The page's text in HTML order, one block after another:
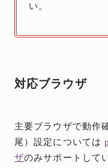
い。
対応ブラウザ
主要ブラウザで動作
尾）設定については
ザのみサポートして